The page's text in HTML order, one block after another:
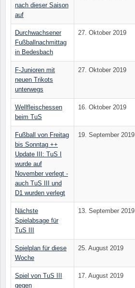
nach dieser Saison
auf
Durchwachsener
Fußballnachmittag
in Bedesbach
27. Oktober 2019
F-Junioren mit
neuen Trikots
unterwegs
27. Oktober 2019
Wellfleischessen
beim TuS
16. Oktober 2019
Fußball von Freitag
bis Sonntag ++
Update III: TuS I
wurde auf
November verlegt -
auch TuS III und
D1 wurden verlegt
19. September 2019
Nächste
Spielabsage für
TuS III
13. September 2019
Spielplan für diese
Woche
25. August 2019
Spiel von TuS III
gegen
17. August 2019